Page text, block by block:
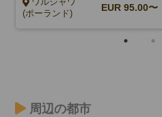
(ポーランド)
EUR 95.00〜
周辺の都市